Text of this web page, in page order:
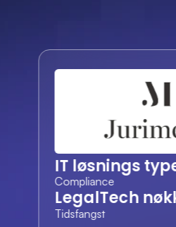
IT løsnings
Compliance
LegalTech
Tidsfangst